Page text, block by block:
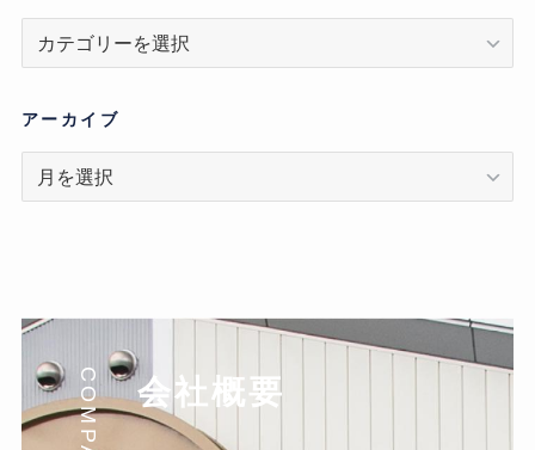
リ
アーカイブ
ア
会社概要